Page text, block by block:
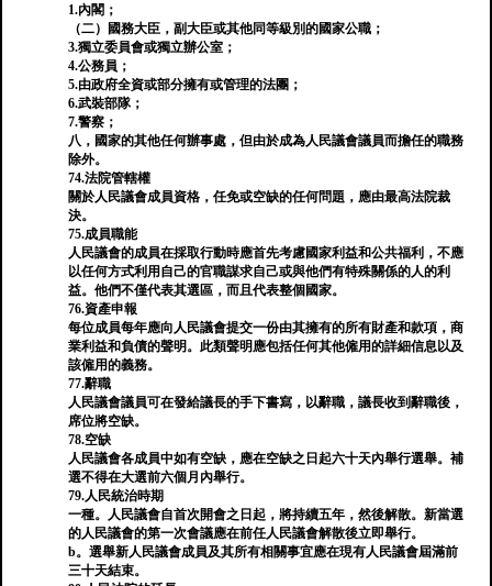
1.內閣；
（二）國務大臣，副大臣或其他同等級別的國家公職；
3.獨立委員會或獨立辦公室；
4.公務員；
5.由政府全資或部分擁有或管理的法團；
6.武裝部隊；
7.警察；
八，國家的其他任何辦事處，但由於成為人民議會議員而擔任的職務
除外。
74.法院管轄權
關於人民議會成員資格，任免或空缺的任何問題，應由最高法院裁
決。
75.成員職能
人民議會的成員在採取行動時應首先考慮國家利益和公共福利，不應
以任何方式利用自己的官職謀求自己或與他們有特殊關係的人的利
益。他們不僅代表其選區，而且代表整個國家。
76.資產申報
每位成員每年應向人民議會提交一份由其擁有的所有財產和款項，商
業利益和負債的聲明。此類聲明應包括任何其他僱用的詳細信息以及
該僱用的義務。
77.辭職
人民議會議員可在發給議長的手下書寫，以辭職，議長收到辭職後，
席位將空缺。
78.空缺
人民議會各成員中如有空缺，應在空缺之日起六十天內舉行選舉。補
選不得在大選前六個月內舉行。
79.人民統治時期
一種。人民議會自首次開會之日起，將持續五年，然後解散。新當選
的人民議會的第一次會議應在前任人民議會解散後立即舉行。
b。選舉新人民議會成員及其所有相關事宜應在現有人民議會屆滿前
三十天結束。